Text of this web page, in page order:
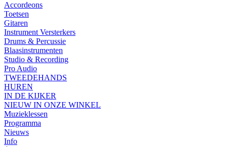
Accordeons
Toetsen
Gitaren
Instrument Versterkers
Drums & Percussie
Blaasinstrumenten
Studio & Recording
Pro Audio
TWEEDEHANDS
HUREN
IN DE KIJKER
NIEUW IN ONZE WINKEL
Muzieklessen
Programma
Nieuws
Info